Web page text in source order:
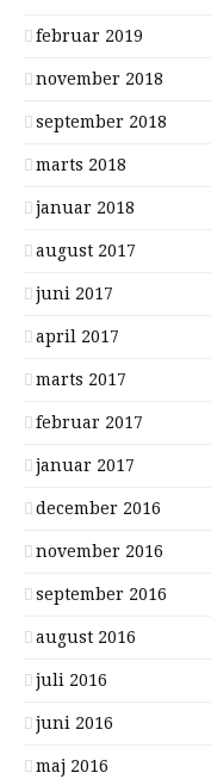
februar 2019
november 2018
september 2018
marts 2018
januar 2018
august 2017
juni 2017
april 2017
marts 2017
februar 2017
januar 2017
december 2016
november 2016
september 2016
august 2016
juli 2016
juni 2016
maj 2016